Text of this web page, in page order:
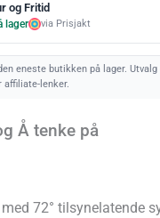
og Fritid
lager via Prisjakt
eneste butikken på lager. Utvalg
affiliate-lenker.
Å tenke på
72° tilsynelatende